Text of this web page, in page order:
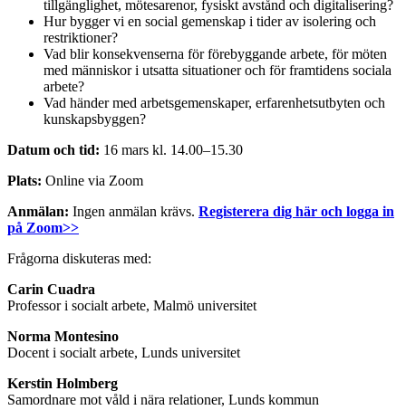
tillgänglighet, mötesarenor, fysiskt avstånd och digitalisering?
Hur bygger vi en social gemenskap i tider av isolering och
restriktioner?
Vad blir konsekvenserna för förebyggande arbete, för möten
med människor i utsatta situationer och för framtidens sociala
arbete?
Vad händer med arbetsgemenskaper, erfarenhetsutbyten och
kunskapsbyggen?
Datum och tid: 16 mars kl. 14.00–15.30
Plats: Online via Zoom
Anmälan: Ingen anmälan krävs. Registerera dig här och logga in
på Zoom>>
Frågorna diskuteras med:
Carin Cuadra
Professor i socialt arbete, Malmö universitet
Norma Montesino
Docent i socialt arbete, Lunds universitet
Kerstin Holmberg
Samordnare mot våld i nära relationer, Lunds kommun